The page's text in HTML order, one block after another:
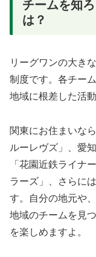
チームを知
は？
リーグワンの大き
制度です。各チー
地域に根差した活
関東にお住まいな
ルーレヴズ」、愛
「花園近鉄ライナ
ラーズ」、さらに
す。自分の地元や
地域のチームを見
を楽しめますよ。